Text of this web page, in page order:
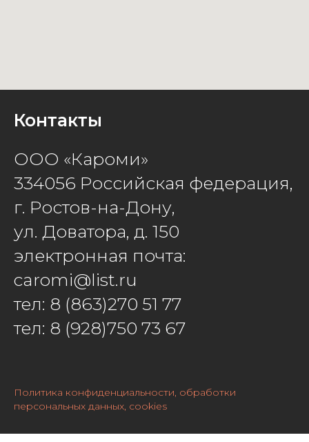
Контакты
ООО «Кароми»
334056 Российская федерация,
г. Ростов-на-Дону,
ул. Доватора, д. 150
электронная почта:
caromi@list.ru
тел: 8 (863)270 51 77
тел: 8 (928)750 73 67
Политика конфиденциальности, обработки
персональных данных, cookies